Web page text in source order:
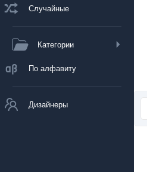
Случайные
Категории
По алфавиту
Дизайнеры